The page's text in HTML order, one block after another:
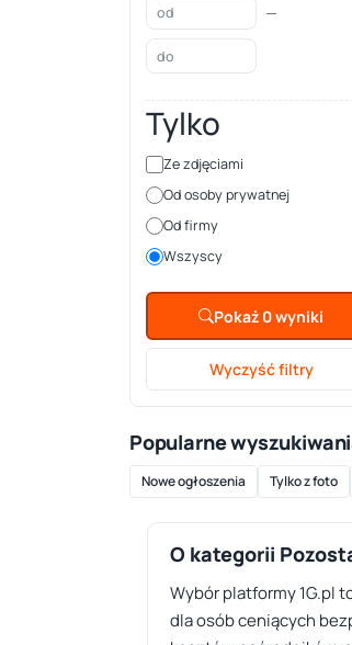
—
Tylko
Ze zdjęciami
Od osoby prywatnej
Od firmy
Wszyscy
Pokaż 0 wyniki
Wyczyść filtry
Popularne
Nowe ogłoszenia Tylko z foto
O kategorii
Wybór platformy 1G.pl
dla osób ceniących